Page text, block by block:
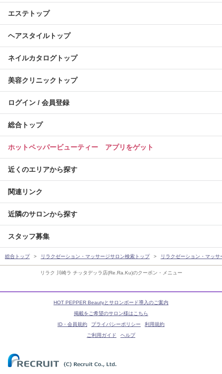
リラク 川崎ラ チッタデッラ店(Re.Ra.Ku)のクーポン・メニュー
エステトップ
ヘアスタイルトップ
ネイルカタログトップ
美容クリニックトップ
ログイン / 会員登録
総合トップ
ホットペッパービューティー アプリをゲット
近くのエリアから探す
関連リンク
近隣のサロンから探す
スタッフ募集
総合トップ リラクゼーション・マッサージサロン検索トップ リラクゼーション・マッ
HOT PEPPER Beautyとサロンボード導入のご案内
掲載をご希望のサロン様はこちら
ID・会員規約
プライバシーポリシー
利用規約
ご利用ガイド
ヘルプ